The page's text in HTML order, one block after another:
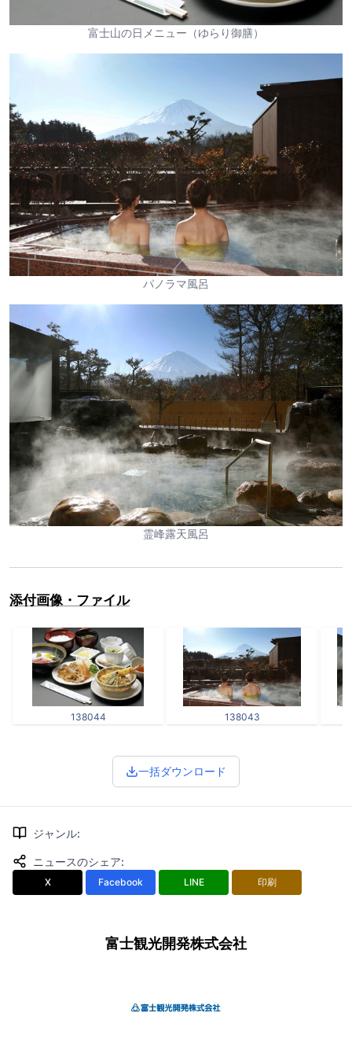
富士山の日メニュー（ゆらり御膳）
パノラマ風呂
霊峰露天風呂
添付画像・ファイル
138044 138043
一括ダウンロード
ジャンル:
ニュースのシェア:
X Facebook LINE 印刷
富士観光開発株式会社